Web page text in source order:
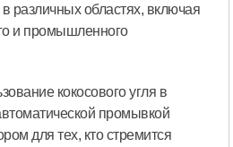
различных областях, включая
и промышленного
кокосового угля в
промывкой
для тех, кто стремится